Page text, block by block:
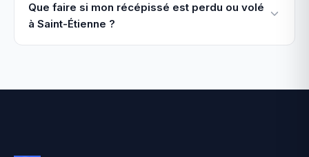
Que faire si mon récépissé est perdu ou volé
à Saint-Étienne ?